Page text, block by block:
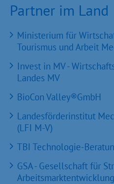
Partner im Land
Ministerium für
Tourismus und Arbeit
Invest in MV -
Landes MV
BioCon Valley®GmbH
Landesförderinstitut
(LFI M-V)
TBI Technologie-
GSA - Gesellschaft für